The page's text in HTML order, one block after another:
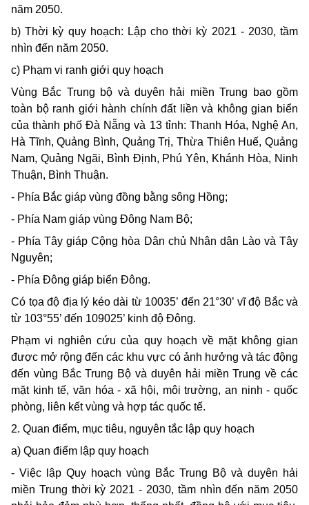
năm 2050.
b) Thời kỳ quy hoạch: Lập cho thời kỳ 2021 - 2030, tầm
nhìn đến năm 2050.
c) Phạm vi ranh giới quy hoạch
Vùng Bắc Trung bộ và duyên hải miền Trung bao gồm
toàn bộ ranh giới hành chính đất liền và không gian biển
của thành phố Đà Nẵng và 13 tỉnh: Thanh Hóa, Nghệ An,
Hà Tĩnh, Quảng Bình, Quảng Trị, Thừa Thiên Huế, Quảng
Nam, Quảng Ngãi, Bình Định, PhúYên, Khánh Hòa, Ninh
Thuận, Bình Thuận.
- Phía Bắc giáp vùng đồng bằng sông Hồng;
- Phía Nam giáp vùng Đông Nam Bộ;
- Phía Tây giáp Cộng hòa Dân chủ Nhân dân Lào và Tây
Nguyên;
- Phía Đông giáp biển Đông.
Có tọa độ địa lý kéo dài từ 10035’ đến 21°30’ vĩ độ Bắc và
từ 103°55’ đến 109025’ kinh độ Đông.
Phạm vi nghiên cứu của quy hoạch về mặt không gian
được mở rộng đến các khu vực có ảnh hưởng và tác động
đến vùng Bắc Trung Bộ và duyên hải miền Trung về các
mặt kinh tế, văn hóa - xã hội, môi trường, an ninh - quốc
phòng, liên kết vùng và hợp tác quốc tế.
2. Quan điểm, mục tiêu, nguyên tắc lập quy hoạch
a) Quan điểm lập quy hoạch
- Việc lập Quy hoạch vùng Bắc Trung Bộ và duyên hải
miền Trung thời kỳ 2021 - 2030, tầm nhìn đến năm 2050